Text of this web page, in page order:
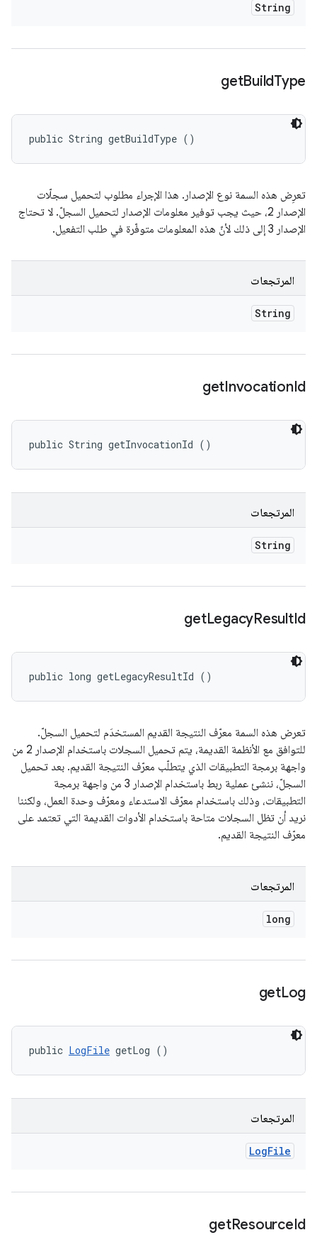
String
getBuildType
public String getBuildType ()
تعرِض هذه السمة نوع الإصدار. هذا الإجراء مطلوب لتحميل سجلّات
الإصدار 2، حيث يجب توفير معلومات الإصدار لتحميل السجلّ. لا تحتاج
الإصدار 3 إلى ذلك لأنّ هذه المعلومات متوفّرة في طلب التفعيل.
المرتجعات
String
getInvocationId
public String getInvocationId ()
المرتجعات
String
getLegacyResultId
public long getLegacyResultId ()
تعرض هذه السمة معرّف النتيجة القديم المستخدَم لتحميل السجلّ.
للتوافق مع الأنظمة القديمة، يتم تحميل السجلات باستخدام الإصدار 2 من
واجهة برمجة التطبيقات الذي يتطلّب معرّف النتيجة القديم. بعد تحميل
السجلّ، ننشئ عملية ربط باستخدام الإصدار 3 من واجهة برمجة
التطبيقات، وذلك باستخدام معرّف الاستدعاء ومعرّف وحدة العمل، ولكننا
نريد أن تظل السجلات متاحة باستخدام الأدوات القديمة التي تعتمد على
معرّف النتيجة القديم.
المرتجعات
long
getLog
public LogFile getLog ()
المرتجعات
LogFile
getResourceId